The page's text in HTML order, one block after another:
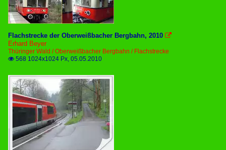
Flachstrecke der Oberweißbacher Bergbahn, 2010 
Erhard Beyer
Thüringer Wald / Oberweißbacher Bergbahn / Flachstrecke
 568 1024x1024 Px, 05.05.2010